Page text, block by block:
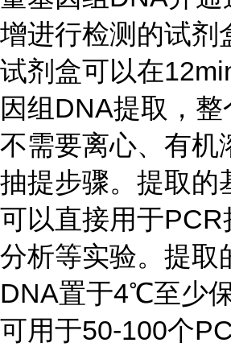
增进行检测的试剂
试剂盒可以在
因组DNA提取，
不需要离心、有机
抽提步骤。提取的
可以直接用于PCR
分析等实验。提取
DNA置于4℃至少
可用于50-100个